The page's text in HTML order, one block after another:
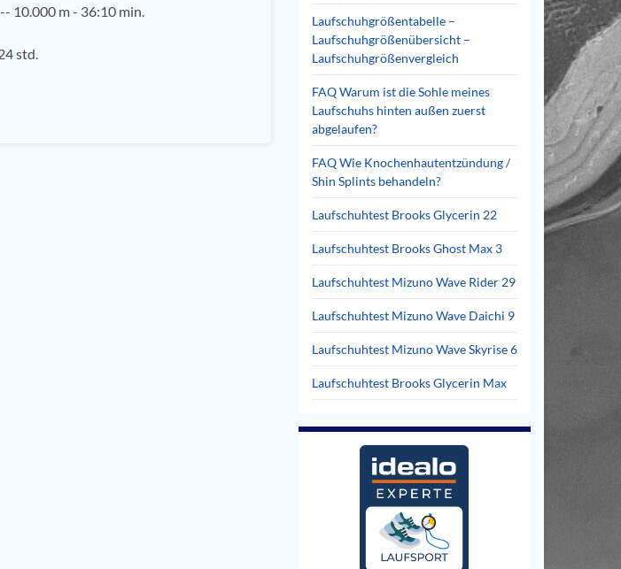
10.000 m - 36:10 min.
std.
Laufschuhgrößentabelle –
Laufschuhgrößenübersicht –
Laufschuhgrößenvergleich
FAQ Warum ist die Sohle meines
Laufschuhs hinten außen zuerst
abgelaufen?
FAQ Wie Knochenhautentzündung /
Shin Splints behandeln?
Laufschuhtest Brooks Glycerin 22
Laufschuhtest Brooks Ghost Max 3
Laufschuhtest Mizuno Wave Rider 29
Laufschuhtest Mizuno Wave Daichi 9
Laufschuhtest Mizuno Wave Skyrise 6
Laufschuhtest Brooks Glycerin Max